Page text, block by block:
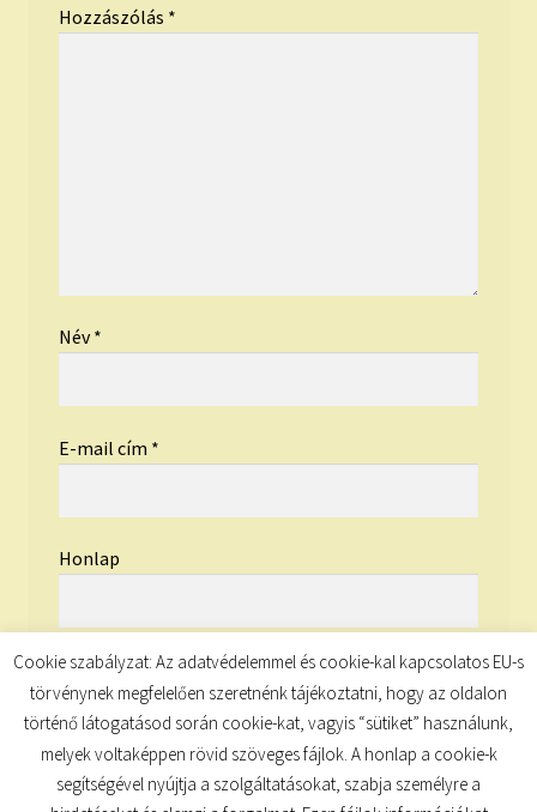
Hozzászólás *
Név*
E-mail cím *
Honlap
Cookie szabályzat: Az adatvédelemmel és cookie-kal kapcsolatos EU-s
törvénynek megfelelően szeretnénk tájékoztatni, hogy az oldalon
történő látogatásod során cookie-kat, vagyis “sütiket” használunk,
melyek voltaképpen rövid szöveges fájlok. A honlap a cookie-k
segítségével nyújtja a szolgáltatásokat, szabja személyre a